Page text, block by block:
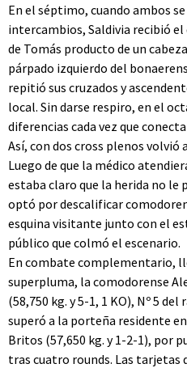
En el séptimo, cuando ambos
intercambios, Saldivia recibió
de Tomás producto de un
párpado izquierdo del
repitió sus cruzados y
local. Sin darse respiro, en el
diferencias cada vez que
Así, con dos cross plenos volvió
Luego de que la médico
estaba claro que la herida no
optó por descalificar
esquina visitante junto con el
público que colmó el escenario.
En combate complementario,
superpluma, la comodorense
(58,750 kg. y 5-1, 1 KO), Nº 5
superó a la porteña residente
Britos (57,650 kg. y 1-2-1), por
tras cuatro rounds. Las tarjetas